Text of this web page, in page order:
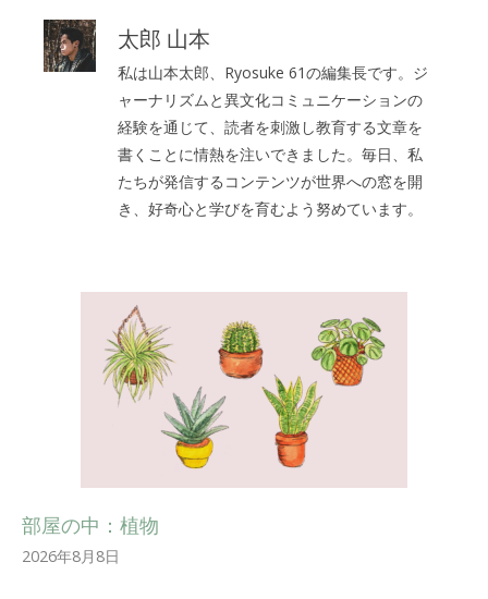
太郎 山本
私は山本太郎、Ryosuke 61の編集長です。ジ
ャーナリズムと異文化コミュニケーションの
経験を通じて、読者を刺激し教育する文章を
書くことに情熱を注いできました。毎日、私
たちが発信するコンテンツが世界への窓を開
き、好奇心と学びを育むよう努めています。
部屋の中：植物
2026年8月8日